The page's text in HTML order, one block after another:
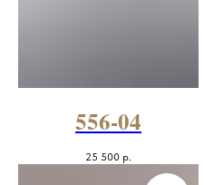
556-04
25 500 р.